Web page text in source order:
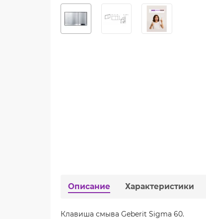
Описание Характеристики
Клавиша смыва Geberit Sigma 60.